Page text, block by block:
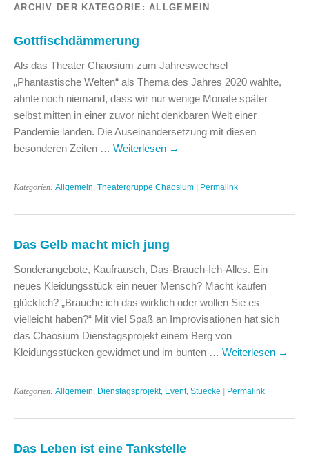
ARCHIV DER KATEGORIE:ALLGEMEIN
Gottfischdämmerung
Als das Theater Chaosium zum Jahreswechsel
„Phantastische Welten“ als Thema des Jahres 2020 wählte,
ahnte noch niemand, dass wir nur wenige Monate später
selbst mitten in einer zuvor nicht denkbaren Welt einer
Pandemie landen. Die Auseinandersetzung mit diesen
besonderen Zeiten … Weiterlesen →
Kategorien: Allgemein Theatergruppe Chaosium | Permalink
Das Gelb macht mich jung
Sonderangebote, Kaufrausch, Das-Brauch-Ich-Alles. Ein
neues Kleidungsstück ein neuer Mensch? Macht kaufen
glücklich? „Brauche ich das wirklich oder wollen Sie es
vielleicht haben?“ Mit viel Spaß an Improvisationen hat sich
das Chaosium Dienstagsprojekt einem Berg von
Kleidungsstücken gewidmet und im bunten … Weiterlesen →
Kategorien: Allgemein Dienstagsprojekt, Event, Stuecke | Permalink
Das Leben ist eine Tankstelle